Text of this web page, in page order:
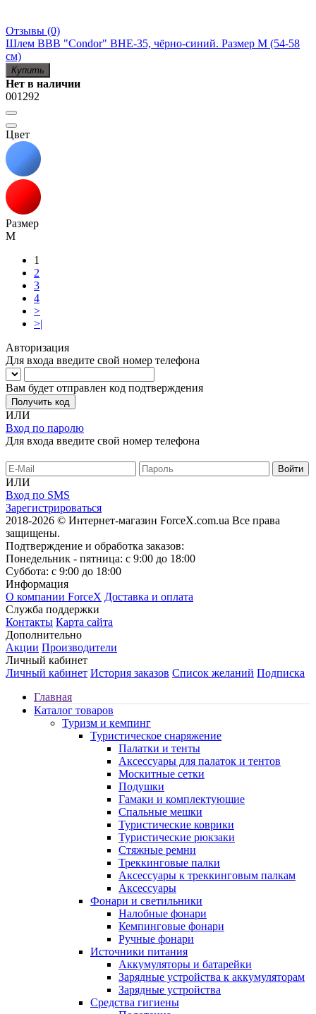
Отзывы (0)
Шлем BBB "Condor" BHE-35, чёрно-синий. Размер M (54-58
см)
Купить
Нет в наличии
001292
Цвет
Размер
M
1
2
3
4
>
>|
Авторизация
Для входа введите свой номер телефона
Вам будет отправлен код подтверждения
Получить код
ИЛИ
Вход по паролю
Для входа введите свой номер телефона
ИЛИ
Вход по SMS
Зарегистрироваться
2018-2026 © Интернет-магазин ForceX.com.ua Все права
защищены.
Подтверждение и обработка заказов:
Понедельник - пятница: с 9:00 до 18:00
Суббота: с 9:00 до 18:00
Информация
О компании ForceX Доставка и оплата
Служба поддержки
Контакты Карта сайта
Дополнительно
Акции Производители
Личный кабинет
Личный кабинет История заказов Список желаний Подписка
Главная
Каталог товаров
Туризм и кемпинг
Туристическое снаряжение
Палатки и тенты
Аксессуары для палаток и тентов
Москитные сетки
Подушки
Гамаки и комплектующие
Спальные мешки
Туристические коврики
Туристические рюкзаки
Стяжные ремни
Треккинговые палки
Аксессуары к треккинговым палкам
Аксессуары
Фонари и светильники
Налобные фонари
Кемпинговые фонари
Ручные фонари
Источники питания
Аккумуляторы и батарейки
Зарядные устройства к аккумуляторам
Зарядные устройства
Средства гигиены